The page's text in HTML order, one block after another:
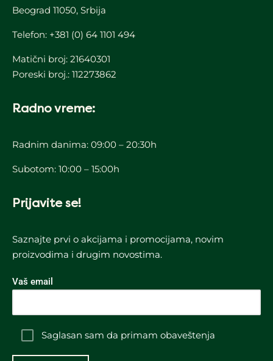
Beograd 11050, Srbija
Telefon: +381 (0) 64 1101 494
Matični broj: 21640301
Poreski broj.: 112273862
Radno vreme:
Radnim danima: 09:00 – 20:30h
Subotom: 10:00 – 15:00h
Prijavite se!
Saznajte prvi o akcijama i promocijama, novim
proizvodima i drugim novostima.
Vaš email
Saglasan sam da primam obaveštenja